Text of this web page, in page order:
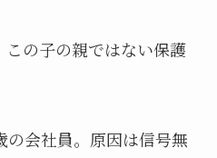
の子の親ではない保護
会社員。原因は信号無